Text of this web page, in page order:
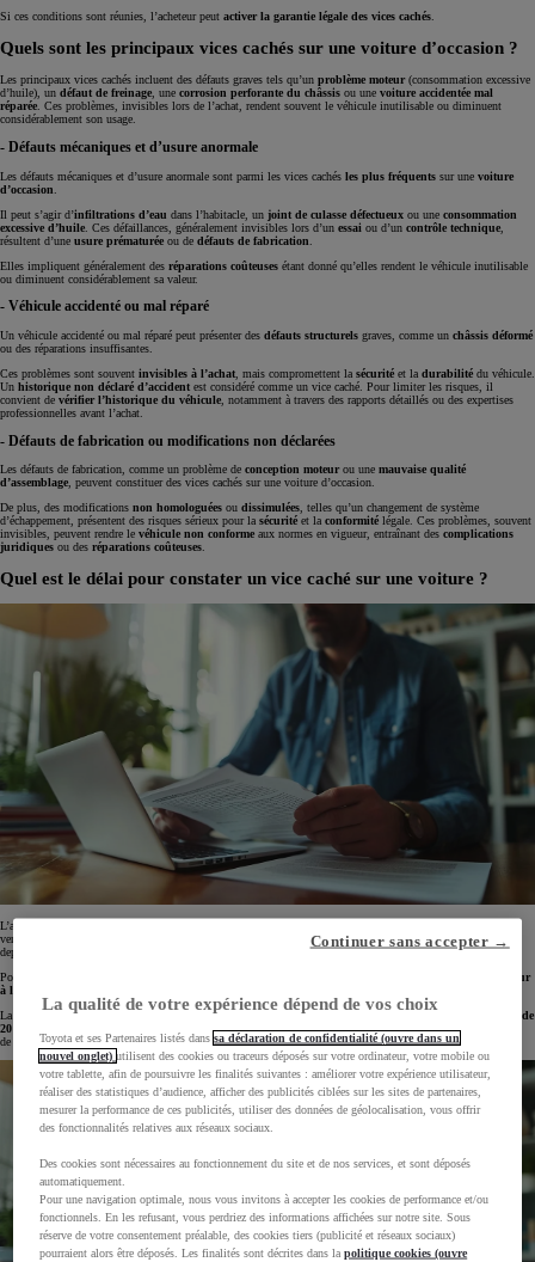
Si ces conditions sont réunies, l’acheteur peut activer la garantie légale des vices cachés.
Quels sont les principaux vices cachés sur une voiture d’occasion ?
Les principaux vices cachés incluent des défauts graves tels qu’un problème moteur(consommation excessive
d’huile), un défaut de freinage, une corrosion perforante du châssis ou une voiture accidentée mal
réparée. Ces problèmes, invisibles lors de l’achat, rendent souvent le véhicule inutilisable ou diminuent
considérablement son usage.
- Défauts mécaniques et d’usure anormale
Les défauts mécaniques et d’usure anormale sont parmi les vices cachés les plus fréquents sur une voiture
d’occasion
Il peut s’agir d’infiltrations d’eau dans l’habitacle, un joint de culasse défectueux ou une consommation
excessive d’huile . Ces défaillances, généralement invisibles lors d’un essai ou d’un contrôle technique
résultent d’une usure prématurée ou de défauts de fabrication
Elles impliquent généralement des réparations coûteuses étant donné qu’elles rendent le véhicule inutilisable
ou diminuent considérablement sa valeur.
- Véhicule accidenté ou mal réparé
Un véhicule accidenté ou mal réparé peut présenter des défauts structurels graves, comme un châssis déformé
ou des réparations insuffisantes.
Ces problèmes sont souvent invisibles à l’achat , mais compromettent la sécurité et la durabilité du véhicule.
Un historique non déclaré d’accident est considéré comme un vice caché. Pour limiter les risques, il
convient de vérifier l’historique du véhicule , notamment à travers des rapports détaillés ou des expertises
professionnelles avant l’achat.
- Défauts de fabrication ou modifications non déclarées
Les défauts de fabrication, comme un problème de conception moteurou une mauvaise qualité
d’assemblage, peuvent constituer des vices cachés sur une voiture d’occasion.
De plus, des modifications non homologuées ou dissimulées, telles qu’un changement de système
d’échappement, présentent des risques sérieux pour la sécurité et la conformité légale. Ces problèmes, souvent
invisibles, peuvent rendre le véhicule non conforme aux normes en vigueur, entraînant des complications
juridiques ou des réparations coûteuses.
Quel est le délai pour constater un vice caché sur une voiture ?
L’acheteur dispose de
vendeur. Ce délai commence au moment où le défaut est identifié, même si plusieurs années se sont écoulées
depuis la date de l’achat.
Pour que la qualification de vice caché soit retenue, il faut nécessairement prouver que le défaut était
antérieur
à la vente
La durée maximale pour invoquer un vice caché est de
2 ans après la découverte du défaut
limite de
20 ans
à compter de la date d’achat. Il est recommandé d’agir rapidement pour éviter tout risque
de
prescription de l’action, car il ne serait alors plus possible de saisir les tribunaux civils.
La qualité de votre expérience dépend de vos choix
Toyota et ses Partenaires listés danssa déclaration de confidentialité (ouvre dans un
nouvel onglet) utilisent des cookies ou traceurs déposés sur votre ordinateur, votre mobile ou
votre tablette, afin de poursuivre les finalités suivantes : améliorer votre expérience utilisateur,
réaliser des statistiques d’audience, afficher des publicités ciblées sur les sites de partenaires,
mesurer la performance de ces publicités, utiliser des données de géolocalisation, vous offrir
des fonctionnalités relatives aux réseaux sociaux.
Des cookies sont nécessaires au fonctionnement du site et de nos services, et sont déposés
automatiquement.
Pour une navigation optimale, nous vous invitons à accepter les cookies de performance et/ou
fonctionnels. En les refusant, vous perdriez des informations affichées sur notre site. Sous
réserve de votre consentement préalable, des cookies tiers (publicité et réseaux sociaux)
pourraient alors être déposés. Les finalités sont décrites dans lapolitique cookies (ouvre
Continuer sans accepter →